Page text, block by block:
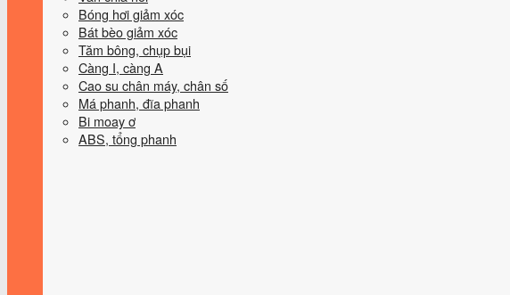
Bóng hơi giảm xóc
Bát bèo giảm xóc
Tăm bông, chụp bụi
Càng I, càng A
Cao su chân máy, chân số
Má phanh, đĩa phanh
Bi moay ơ
ABS, tổng phanh